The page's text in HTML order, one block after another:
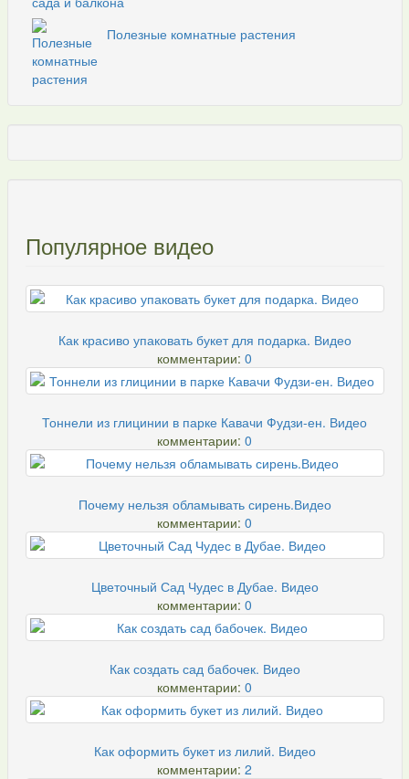
Полезные комнатные растения
Популярное видео
Как красиво упаковать букет для подарка. Видео
комментарии: 0
Тоннели из глицинии в парке Кавачи Фудзи-ен. Видео
комментарии: 0
Почему нельзя обламывать сирень.Видео
комментарии: 0
Цветочный Сад Чудес в Дубае. Видео
комментарии: 0
Как создать сад бабочек. Видео
комментарии: 0
Как оформить букет из лилий. Видео
комментарии: 2